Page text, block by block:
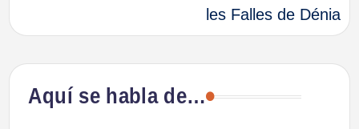
entradas
les Falles de Dénia
Aquí se habla de…